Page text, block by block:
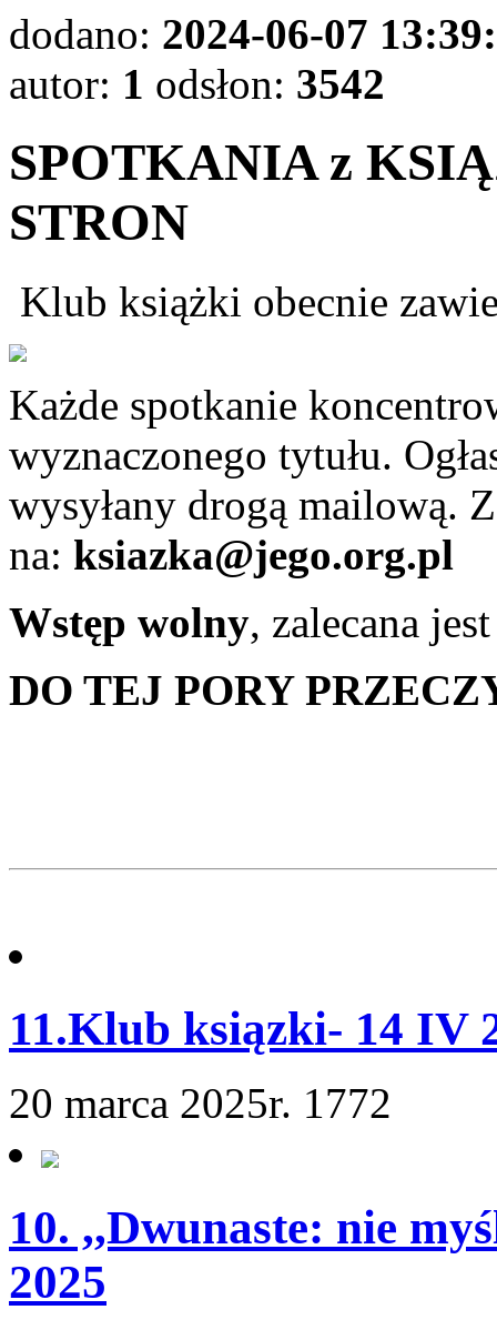
dodano: 2024-06-07
autor: 1 odsłon: 3542
SPOTKANIA z
STRON
Klub książki obecnie
Każde spotkanie
wyznaczonego tytułu.
wysyłany drogą mailową.
na: ksiazka@jego.org.pl
Wstęp wolny, zalecana
DO TEJ PORY
11.Klub ksiązki- 14 IV
20 marca 2025r. 1772
10. ,,Dwunaste: nie
2025